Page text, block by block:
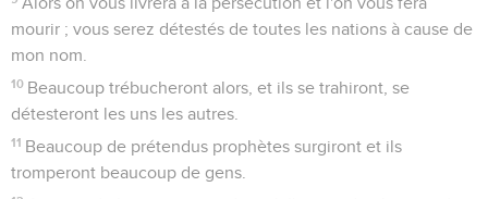
mourir ; vous serez détestés de toutes les nations à cause de
mon nom.
10 Beaucoup trébucheront alors, et ils se trahiront, se
détesteront les uns les autres.
11 Beaucoup de prétendus prophètes surgiront et ils
tromperont beaucoup de gens.